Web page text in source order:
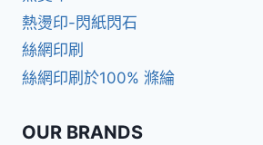
熱燙印-閃紙閃石
絲網印刷
絲網印刷於100% 滌綸
OUR BRANDS